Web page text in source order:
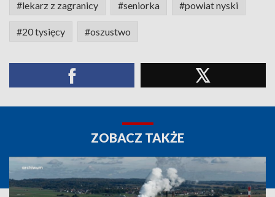
#lekarz z zagranicy #seniorka #powiat nyski
#20 tysięcy #oszustwo
ZOBACZ TAKŻE